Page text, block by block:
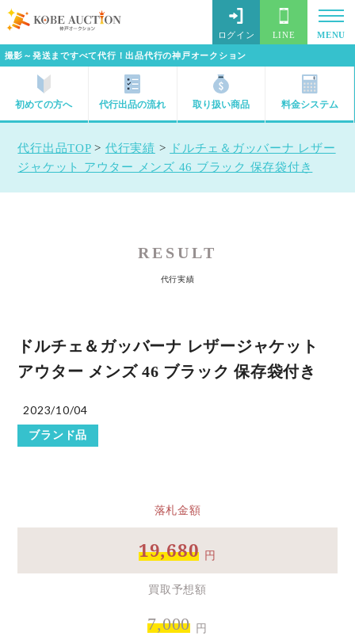
撮影～発送まですべて代行！出品代行の神戸オークション
ログイン LINE MENU
初めての方へ 代行出品の流れ 取り扱い商品 料金システム
代行出品TOP> 代行実績 >
ドルチェ＆ガッバーナ レザー
ジャケット アウター メンズ 46 ブラック 保存袋付き
RESULT
代行実績
ドルチェ＆ガッバーナ レザージャケット
アウター メンズ 46 ブラック 保存袋付き
2023/10/04
ブランド品
落札金額
19,680 円
買取予想額
7,000 円